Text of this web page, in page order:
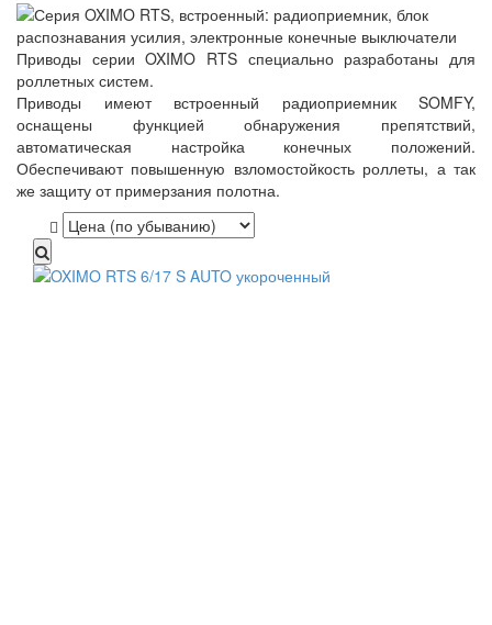
Приводы серии OXIMO RTS специально разработаны для
роллетных систем.
Приводы имеют встроенный радиоприемник SOMFY,
оснащены функцией обнаружения препятствий,
автоматическая настройка конечных положений.
Обеспечивают повышенную взломостойкость роллеты, а так
же защиту от примерзания полотна.